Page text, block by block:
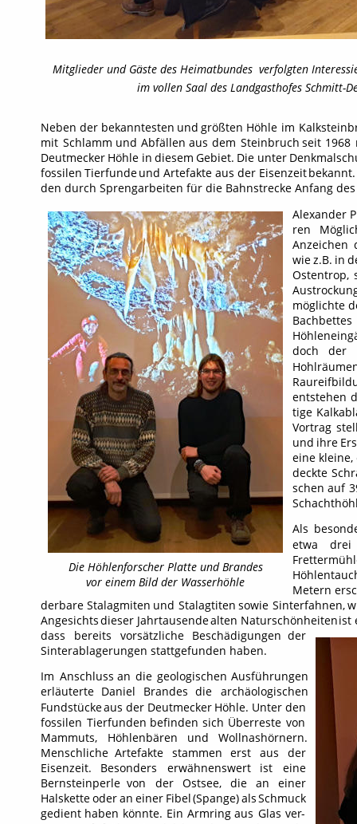
Neben der bekanntesten und größten Höhle im
mit Schlamm und Abfällen aus dem Steinbruch seit 1968
Deutmecker Höhle in diesem Gebiet. Die unter
fossilen Tierfundeund Artefakte aus der Eisenzeitbekannt.
den durch Sprengarbeiten für die Bahnstrecke Anfang
Alexander
ren
Anzeichen
wiez.B. in
Ostentrop,
möglichte
Bachbettes
doch
der
entstehen
tige
Vortrag
und ihre
eine kleine,
deckte
schen auf
Als
etwa
drei
Metern
derbare Stalagmiten und Stalagtiten sowie Sinterfahnen,
Angesichtsdieser Jahrtausendealten Naturschönheitenist
dass
bereits vorsätzliche Beschädigungen der
Sinterablagerungen stattgefunden haben.
Im Anschluss an die geologischen Ausführungen
erläuterte Daniel Brandes die archäologischen
Fundstückeaus der Deutmecker Höhle. Unter den
fossilen Tierfunden befinden sich Überreste von
Mammuts,
Höhlenbären und
Wollnashörnern.
Menschliche Artefakte stammen erst aus
der
Eisenzeit.
Besonders erwähnenswert ist
eine
Bernsteinperle von der Ostsee, die an
einer
Halsketteoderan einer Fibel(Spange)alsSchmuck
gedient haben könnte. Ein Armring aus Glas ver-
Mitglieder und Gäste des Heimatbundes  verfolgten
im vollen Saal des Landgasthofes Schmitt-
Die Höhlenforscher Platte und Brandes
vor einem Bild der Wasserhöhle